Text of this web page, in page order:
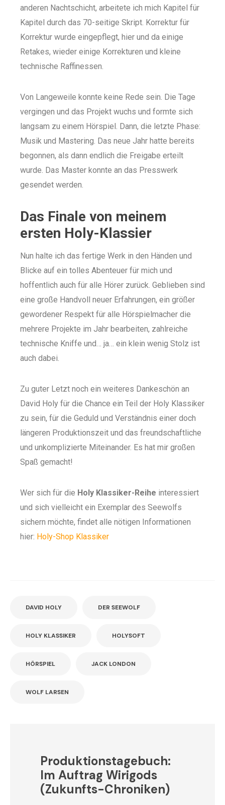
anderen Nachtschicht, arbeitete ich mich Kapitel für
Kapitel durch das 70-seitige Skript. Korrektur für
Korrektur wurde eingepflegt, hier und da einige
Retakes, wieder einige Korrekturen und kleine
technische Raffinessen.
Von Langeweile konnte keine Rede sein. Die Tage
vergingen und das Projekt wuchs und formte sich
langsam zu einem Hörspiel. Dann, die letzte Phase:
Musik und Mastering. Das neue Jahr hatte bereits
begonnen, als dann endlich die Freigabe erteilt
wurde. Das Master konnte an das Presswerk
gesendet werden.
Das Finale von meinem
ersten Holy-Klassier
Nun halte ich das fertige Werk in den Händen und
Blicke auf ein tolles Abenteuer für mich und
hoffentlich auch für alle Hörer zurück. Geblieben sind
eine große Handvoll neuer Erfahrungen, ein größer
gewordener Respekt für alle Hörspielmacher die
mehrere Projekte im Jahr bearbeiten, zahlreiche
technische Kniffe und… ja… ein klein wenig Stolz ist
auch dabei.
Zu guter Letzt noch ein weiteres Dankeschön an
David Holy für die Chance ein Teil der Holy Klassiker
zu sein, für die Geduld und Verständnis einer doch
längeren Produktionszeit und das freundschaftliche
und unkomplizierte Miteinander. Es hat mir großen
Spaß gemacht!
Wer sich für die Holy Klassiker-Reihe interessiert
und sich vielleicht ein Exemplar des Seewolfs
sichern möchte, findet alle nötigen Informationen
hier: Holy-Shop Klassiker
DAVID HOLY DER SEEWOLF
HOLY KLASSIKER HOLYSOFT
HÖRSPIEL JACK LONDON
WOLF LARSEN
Produktionstagebuch:
Im Auftrag Wirigods
(Zukunfts-Chroniken)